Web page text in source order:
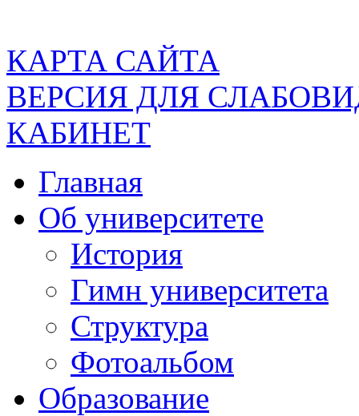
КАРТА САЙТА
ВЕРСИЯ ДЛЯ
КАБИНЕТ
Главная
Об университете
История
Гимн университета
Структура
Фотоальбом
Образование